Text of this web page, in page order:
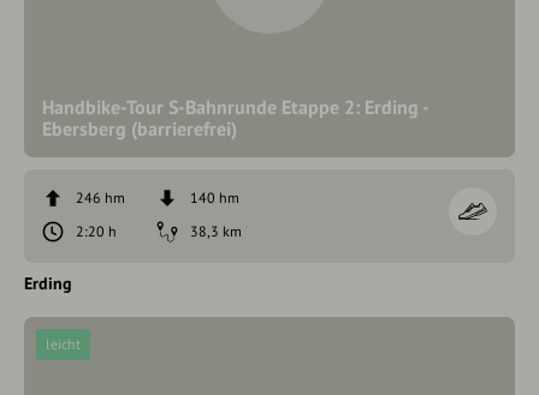
Handbike-Tour S-Bahnrunde Etappe 2: Erding -
Ebersberg (barrierefrei)
246 hm
140 hm
2:20 h
38,3 km
Erding
leicht